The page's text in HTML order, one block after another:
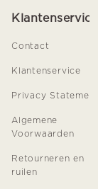
Klantenservice
Contact
Klantenservice
Privacy
Algemene
Voorwaarden
Retourneren en
ruilen